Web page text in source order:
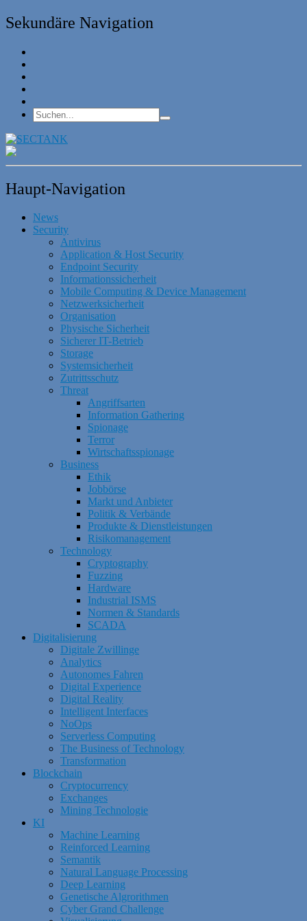
Sekundäre Navigation
Haupt-Navigation
News
Security
Antivirus
Application & Host Security
Endpoint Security
Informationssicherheit
Mobile Computing & Device Management
Netzwerksicherheit
Organisation
Physische Sicherheit
Sicherer IT-Betrieb
Storage
Systemsicherheit
Zutrittsschutz
Threat
Angriffsarten
Information Gathering
Spionage
Terror
Wirtschaftsspionage
Business
Ethik
Jobbörse
Markt und Anbieter
Politik & Verbände
Produkte & Dienstleistungen
Risikomanagement
Technology
Cryptography
Fuzzing
Hardware
Industrial ISMS
Normen & Standards
SCADA
Digitalisierung
Digitale Zwillinge
Analytics
Autonomes Fahren
Digital Experience
Digital Reality
Intelligent Interfaces
NoOps
Serverless Computing
The Business of Technology
Transformation
Blockchain
Cryptocurrency
Exchanges
Mining Technologie
KI
Machine Learning
Reinforced Learning
Semantik
Natural Language Processing
Deep Learning
Genetische Algrorithmen
Cyber Grand Challenge